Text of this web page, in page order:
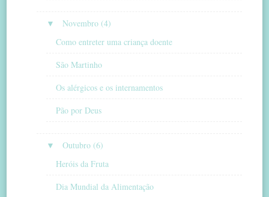
▼
Novembro (4)
Como entreter uma criança doente
São Martinho
Os alérgicos e os internamentos
Pão por Deus
▼
Outubro (6)
Heróis da Fruta
Dia Mundial da Alimentação